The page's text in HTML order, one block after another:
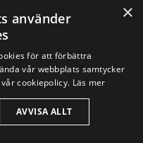
för att göra
plattform kan du
erbjuder snabba
ett par klick kan
av
×
använder
för att förbättra
vår webbplats samtycker
cookiepolicy. Läs mer
AVVISA ALLT